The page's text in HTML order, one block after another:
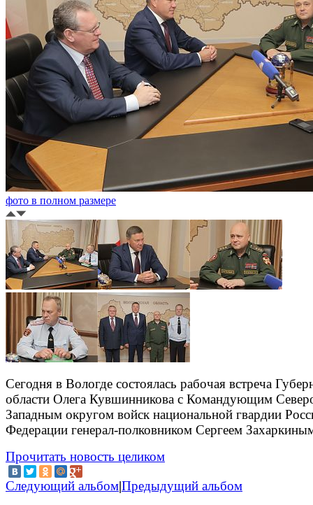
фото в полном размере
Сегодня в Вологде состоялась рабочая встреча
области Олега Кувшинникова с Командующим
Западным округом войск национальной гвардии
Федерации генерал-полковником Сергеем
Прочитать новость целиком
Следующий альбом|Предыдущий альбом